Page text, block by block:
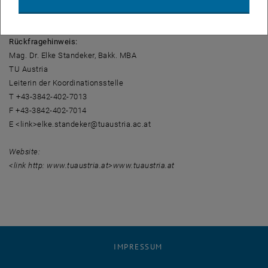
und Kommunikationstechnologie identifiziert.
Rückfragehinweis:
Mag. Dr. Elke Standeker, Bakk. MBA
TU Austria
Leiterin der Koordinationsstelle
T +43-3842-402-7013
F +43-3842-402-7014
E <link>elke.standeker@tuaustria.ac.at
Website:
<link http: www.tuaustria.at>www.tuaustria.at
IMPRESSUM